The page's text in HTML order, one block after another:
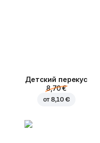
Детский перекус
8,70 €
от8,10 €